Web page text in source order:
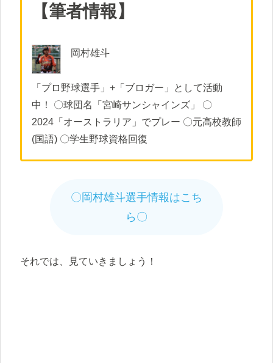
【筆者情報】
岡村雄斗
「プロ野球選手」+「ブロガー」として活動
中！ 〇球団名「宮崎サンシャインズ」 〇
2024「オーストラリア」でプレー 〇元高校教師
(国語) 〇学生野球資格回復
〇岡村雄斗選手情報はこち
ら〇
それでは、見ていきましょう！